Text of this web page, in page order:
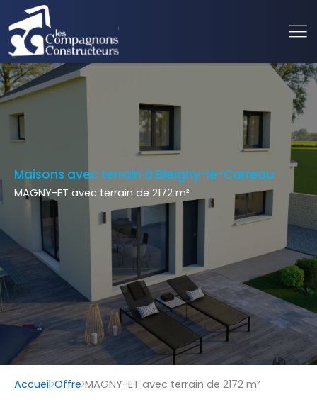
Maisons avec terrain à Bleigny-le-Carreau
MAGNY-ET avec terrain de 2172 m²
Accueil Offre MAGNY-ET avec terrain de 2172 m²